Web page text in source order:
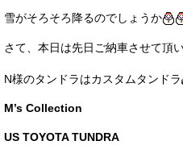
会社概要
トップメッセージ
雪がそろそろ降るのでしょうか
さて、本日は先日ご納車させて頂
N様のタンドラはカスタムタンドラ
M’s Collection
US TOYOTA TUNDRA